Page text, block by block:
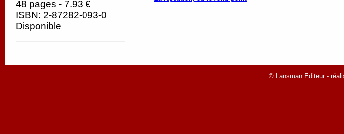
48 pages - 7.93 €
ISBN: 2-87282-093-0
Disponible
© Lansman Editeur -